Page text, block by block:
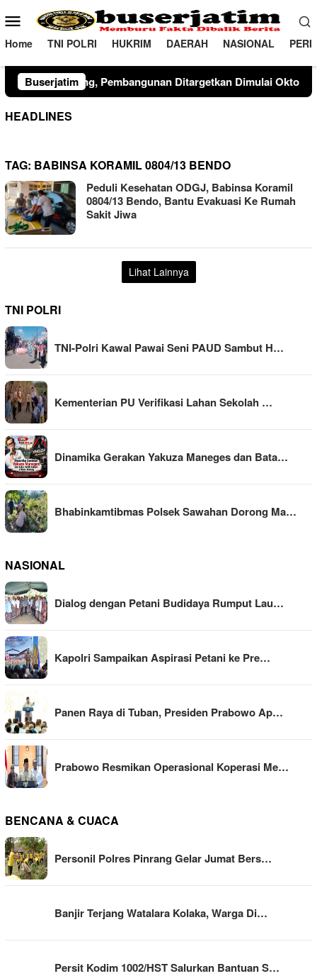
ke
konten
Menu
Mobile
Home TNI POLRI HUKRIM DAERAH NASIONAL
BuserjatimDitargetkan Dimulai Oktober 2026Agustus 7, 2026
HEADLINES
TAG: BABINSA KORAMIL 0804/13 BENDO
Peduli Kesehatan ODGJ, Babinsa Koramil
0804/13 Bendo, Bantu Evakuasi Ke Rumah
Sakit Jiwa
Lihat Lainnya
TNI POLRI
TNI-Polri Kawal Pawai Seni PAUD Sambut H…
Kementerian PU Verifikasi Lahan Sekolah …
Dinamika Gerakan Yakuza Maneges dan Bata…
Bhabinkamtibmas Polsek Sawahan Dorong Ma…
NASIONAL
Dialog dengan Petani Budidaya Rumput Lau…
Kapolri Sampaikan Aspirasi Petani ke Pre…
Panen Raya di Tuban, Presiden Prabowo Ap…
Prabowo Resmikan Operasional Koperasi Me…
BENCANA & CUACA
Personil Polres Pinrang Gelar Jumat Bers…
Banjir Terjang Watalara Kolaka, Warga Di…
Persit Kodim 1002/HST Salurkan Bantuan S…